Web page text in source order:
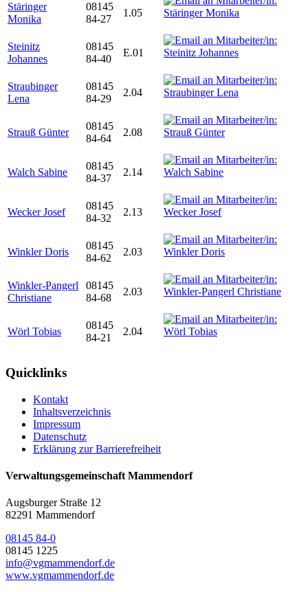
Stäringer
Monika
08145
84-27
1.05
Steinitz
Johannes
08145
84-40
E.01
Straubinger
Lena
08145
84-29
2.04
Strauß Günter
08145
84-64
2.08
Walch Sabine
08145
84-37
2.14
Wecker Josef
08145
84-32
2.13
Winkler Doris
08145
84-62
2.03
Winkler-Pangerl
Christiane
08145
84-68
2.03
Wörl Tobias
08145
84-21
2.04
Quicklinks
Kontakt
Inhaltsverzeichnis
Impressum
Datenschutz
Erklärung zur Barrierefreiheit
Verwaltungsgemeinschaft Mammendorf
Augsburger Straße 12
82291 Mammendorf
08145 84-0
08145 1225
info@vgmammendorf.de
www.vgmammendorf.de